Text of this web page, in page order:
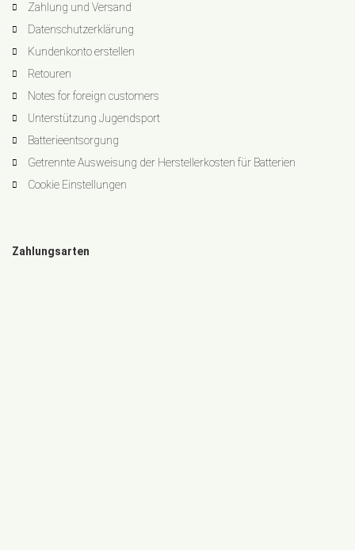
Zahlung und Versand
Datenschutzerklärung
Kundenkonto erstellen
Retouren
Notes for foreign customers
Unterstützung Jugendsport
Batterieentsorgung
Getrennte Ausweisung der Herstellerkosten für Batterien
Cookie Einstellungen
Zahlungsarten